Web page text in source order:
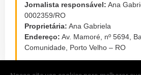
Jornalista responsável: Ana
0002359/RO
Proprietária: Ana Gabriela
Endereço: Av. Mamoré, nº 5694,
Comunidade, Porto Velho – RO